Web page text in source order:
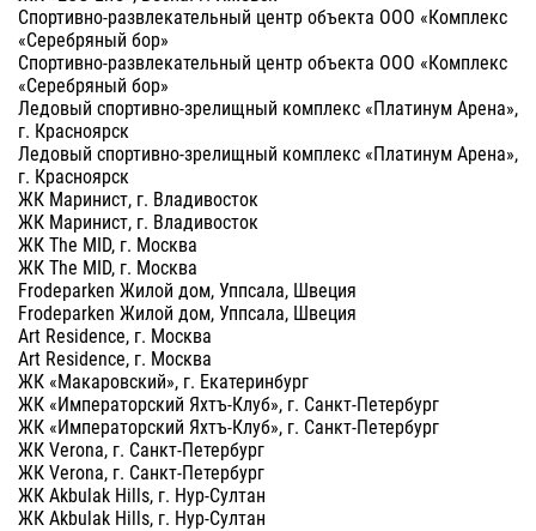
Спортивно-развлекательный центр объекта ООО «Комплекс
«Серебряный бор»
Спортивно-развлекательный центр объекта ООО «Комплекс
«Серебряный бор»
Ледовый спортивно-зрелищный комплекс «Платинум Арена»,
г. Красноярск
Ледовый спортивно-зрелищный комплекс «Платинум Арена»,
г. Красноярск
ЖК Маринист, г. Владивосток
ЖК Маринист, г. Владивосток
ЖК The MID, г. Москва
ЖК The MID, г. Москва
Frodeparken Жилой дом, Уппсала, Швеция
Frodeparken Жилой дом, Уппсала, Швеция
Art Residence, г. Москва
Art Residence, г. Москва
ЖК «Макаровский», г. Екатеринбург
ЖК «Императорский Яхтъ-Клуб», г. Санкт-Петербург
ЖК «Императорский Яхтъ-Клуб», г. Санкт-Петербург
ЖК Verona, г. Санкт-Петербург
ЖК Verona, г. Санкт-Петербург
ЖК Akbulak Hills, г. Нур-Султан
ЖК Akbulak Hills, г. Нур-Султан